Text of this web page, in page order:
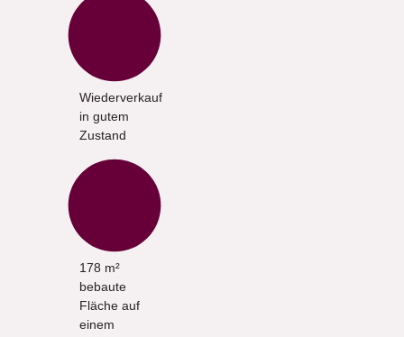
Wiederverkauf
in gutem
Zustand
178 m²
bebaute
Fläche auf
einem